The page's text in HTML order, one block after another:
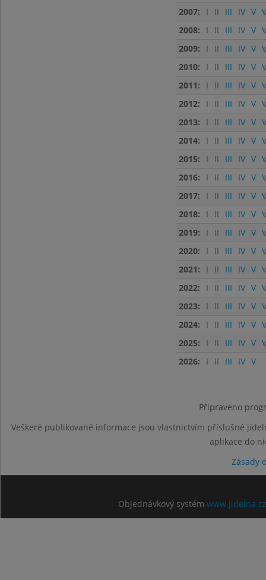
2007:
I II III IV V
2008:
I II III IV V
2009:
I II III IV V
2010:
I II III IV V
2011:
I II III IV V
2012:
I II III IV V
2013:
I II III IV V
2014:
I II III IV V
2015:
I II III IV V
2016:
I II III IV V
2017:
I II III IV V
2018:
I II III IV V
2019:
I II III IV V
2020:
I II III IV V
2021:
I II III IV V
2022:
I II III IV V
2023:
I II III IV V
2024:
I II III IV V
2025:
I II III IV V
2026:
I II III IV V
Připraveno
Veškeré publikované informace jsou vlastnictvím příslušné
aplikace do
Zásady
Objednávkový systém www.jidelna.cz